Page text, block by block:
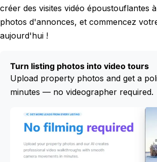
créer des visites vidéo époustouflantes
photos d'annonces, et commencez
aujourd'hui !
Turn listing photos into video tours
Upload property photos and get a
minutes — no videographer required.